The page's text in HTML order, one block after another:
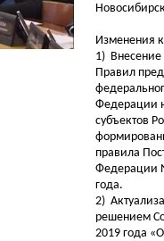
Изменения
1) В
Правил
Федерации
субъектов
правила
Федерации
года.
2) А
решением
2019 года